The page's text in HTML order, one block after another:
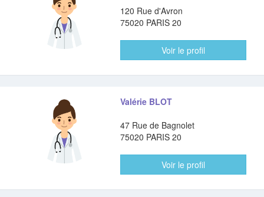
120 Rue d'Avron
75020 PARIS 20
Voir le profil
Valérie BLOT
47 Rue de Bagnolet
75020 PARIS 20
Voir le profil